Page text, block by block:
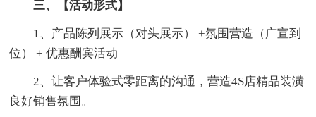
三、【活动形式】
1、产品陈列展示（对头展示） +氛围营造（广宣到
位） + 优惠酬宾活动
2、让客户体验式零距离的沟通，营造4S店精品装潢
良好销售氛围。